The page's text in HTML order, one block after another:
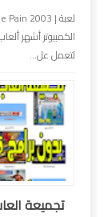
لتعمل عل...
تجميعة